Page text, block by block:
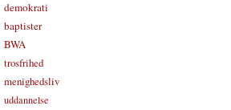
demokrati
baptister
BWA
trosfrihed
menighedsliv
uddannelse